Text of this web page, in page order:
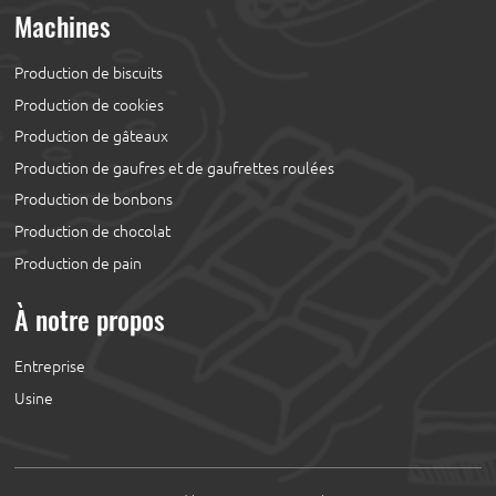
Machines
Production de biscuits
Production de cookies
Production de gâteaux
Production de gaufres et de gaufrettes roulées
Production de bonbons
Production de chocolat
Production de pain
À notre propos
Entreprise
Usine